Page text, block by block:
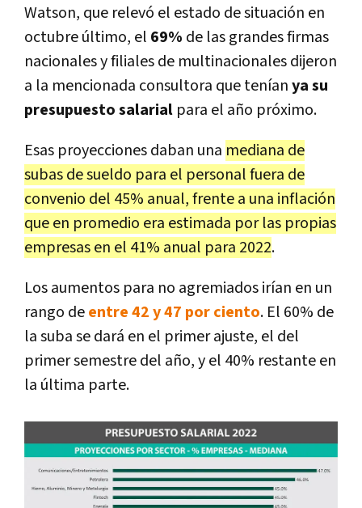
Watson, que relevó el estado de situación en
octubre último, el 69% de las grandes firmas
nacionales y filiales de multinacionales dijeron
a la mencionada consultora que teníanya su
presupuesto salarial para el año próximo.
Esas proyecciones daban una mediana de
subas de sueldo para el personal fuera de
convenio del 45% anual, frente a una inflación
que en promedio era estimada por las propias
empresas en el 41% anual para 2022.
Los aumentos para no agremiados irían en un
rango deentre 42 y 47 por ciento. El 60% de
la suba se dará en el primer ajuste, el del
primer semestre del año, y el 40% restante en
la última parte.